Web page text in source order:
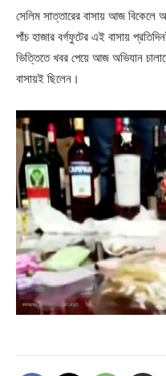
সেলিম সাত্তারের বাসায় আজ বিকেলে
পাঁচ হাজার বর্গফুটের এই বাসায়
ভিত্তিতে খবর পেয়ে আজ অভিযান
বাসায়ই ছিলেন।